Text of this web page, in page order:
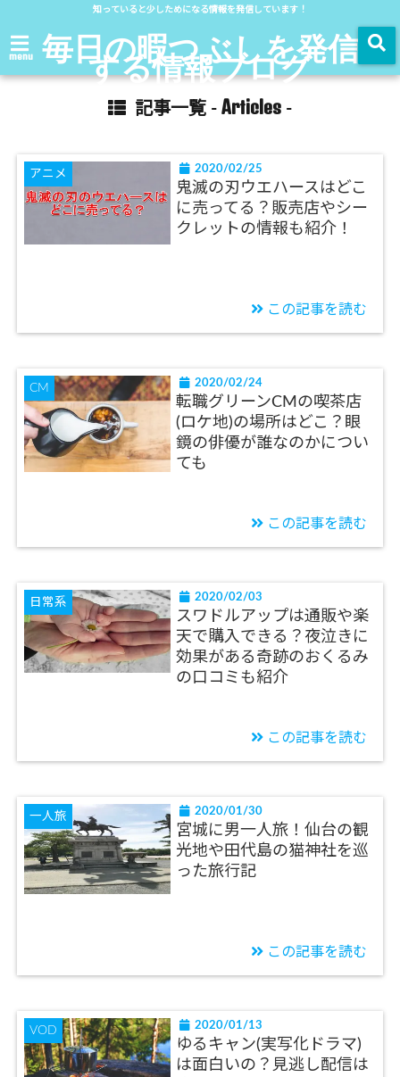
知っていると少しためになる情報を発信しています！
menu 毎日の暇つぶしを発信
する情報ブログ
記事一覧 - Articles -
アニメ 2020/02/25
鬼滅の刃ウエハースはどこ
に売ってる？販売店やシー
クレットの情報も紹介！
この記事を読む
CM 2020/02/24
転職グリーンCMの喫茶店
(ロケ地)の場所はどこ？眼
鏡の俳優が誰なのかについ
ても
この記事を読む
日常系 2020/02/03
スワドルアップは通販や楽
天で購入できる？夜泣きに
効果がある奇跡のおくるみ
の口コミも紹介
この記事を読む
一人旅 2020/01/30
宮城に男一人旅！仙台の観
光地や田代島の猫神社を巡
った旅行記
この記事を読む
VOD 2020/01/13
ゆるキャン(実写化ドラマ)
は面白いの？見逃し配信は